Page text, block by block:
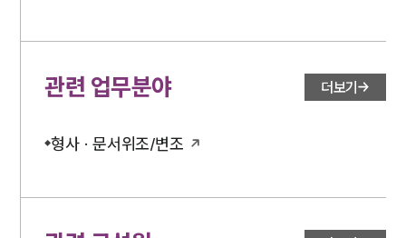
관련 업무분야 더보기
형사 · 문서위조/변조